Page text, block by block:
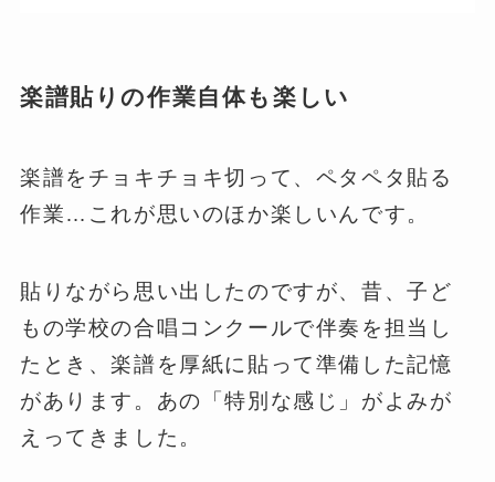
楽譜貼りの作業自体も楽しい
楽譜をチョキチョキ切って、ペタペタ貼る
作業…これが思いのほか楽しいんです。
貼りながら思い出したのですが、昔、子ど
もの学校の合唱コンクールで伴奏を担当し
たとき、楽譜を厚紙に貼って準備した記憶
があります。あの「特別な感じ」がよみが
えってきました。